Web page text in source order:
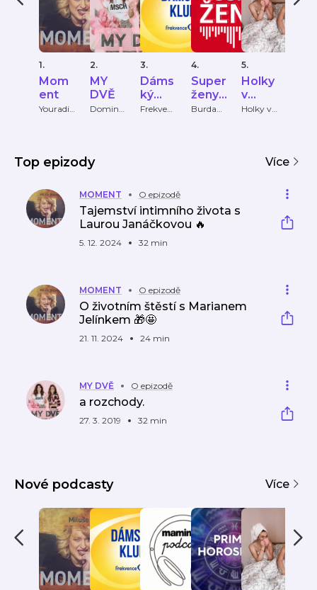
1.
Mom
ent
Youradio
2.
MY
DVĚ
Dominik
Zavřelov
á
3.
Dáms
ký
klub
Frekven
4.
Super
ženy
Marie
Burda
5.
Holky
v
čokol
Holky v
Top epizody Více
MOMENT O epizodě
Tajemství intimního života s
Laurou Janáčkovou 🔥
5. 12. 2024 32 min
MOMENT O epizodě
O životním štěstí s Marianem
Jelínkem 🎁🤩
21. 11. 2024 24 min
MY DVĚ O epizodě
a rozchody.
27. 3. 2019 32 min
Nové podcasty Více